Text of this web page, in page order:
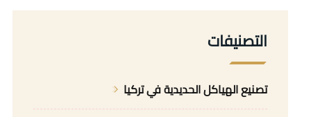
التصنيفات
تصنيع الهياكل الحديدية في تركيا